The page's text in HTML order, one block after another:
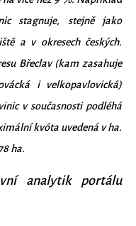
stagnuje, stejně jako
a v okresech českých.
Břeclav (kam zasahuje
i velkopavlovická)
v současnosti podléhá
kvóta uvedená v ha.
ha.
analytik portálu